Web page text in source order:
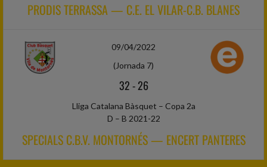
PRODIS TERRASSA — C.E. EL VILAR-C.B. BLANES
09/04/2022
(Jornada 7)
32-26
Lliga Catalana Bàsquet – Copa 2a
D – B 2021-22
SPECIALS C.B.V. MONTORNÉS — ENCERT PANTERES